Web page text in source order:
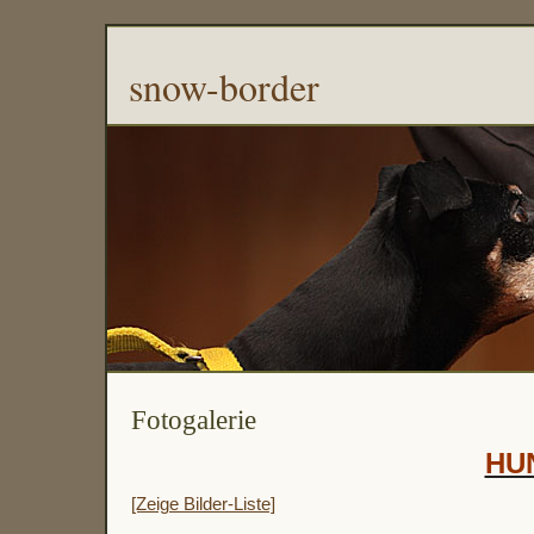
snow-border
Fotogalerie
[Zeige Bilder-Liste]